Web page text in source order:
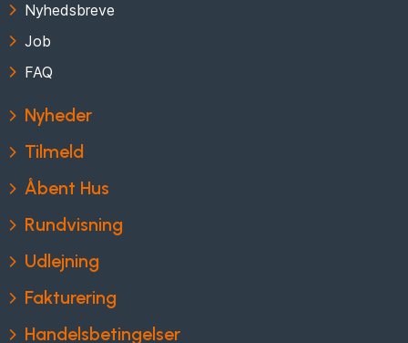
Nyhedsbreve
Job
FAQ
Nyheder
Tilmeld
Åbent Hus
Rundvisning
Udlejning
Fakturering
Handelsbetingelser